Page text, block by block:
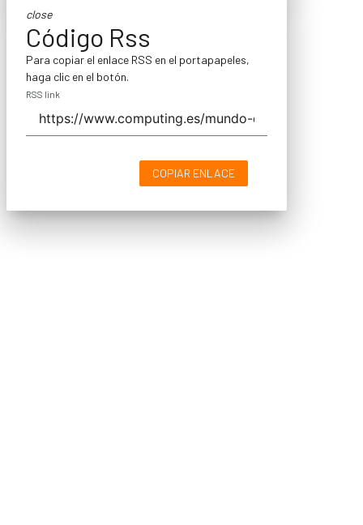
close
Código Rss
Para copiar el enlace RSS en el portapapeles,
haga clic en el botón.
RSS link
COPIAR ENLACE